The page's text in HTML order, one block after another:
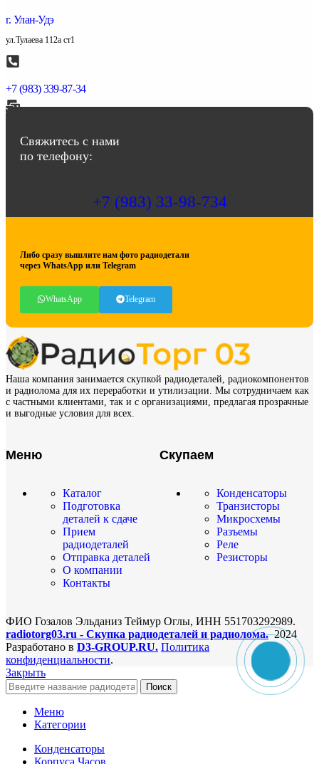
г. Улан-Удэ
ул.Тулаева 112а ст1
+7 (983) 339-87-34
Свяжитесь с нами
по телефону:
+7 (983) 33-98-734
Либо сразу вышлите нам фото радиодетали
через WhatsApp или Telegram
WhatsApp Telegram
Наша компания занимается скупкой радиодеталей, радиокомпонентов
и радиолома для их переработки и утилизации. Мы сотрудничаем как
с частными клиентами, так и с организациями, предлагая прозрачные
и выгодные условия для всех.
Меню
Каталог
Подготовка
деталей к сдаче
Прием
радиодеталей
Отправка деталей
О компании
Контакты
Скупаем
Конденсаторы
Транзисторы
Микросхемы
Разъемы
Реле
Резисторы
ФИО Гозалов Эльданиз Теймур Оглы, ИНН 551703292989.
radiotorg03.ru - Скупка радиодеталей и радиолома. 2024
Разработано в D3-GROUP.RU. Политика
конфиденциальности.
Закрыть
Поиск
Меню
Категории
Конденсаторы